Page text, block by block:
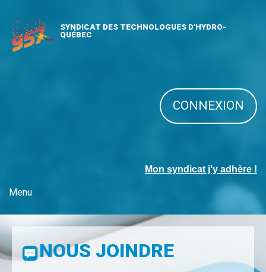
SYNDICAT DES TECHNOLOGUES D'HYDRO-
QUÉBEC
CONNEXION
Mon syndicat j'y adhère !
Menu
NOUS JOINDRE